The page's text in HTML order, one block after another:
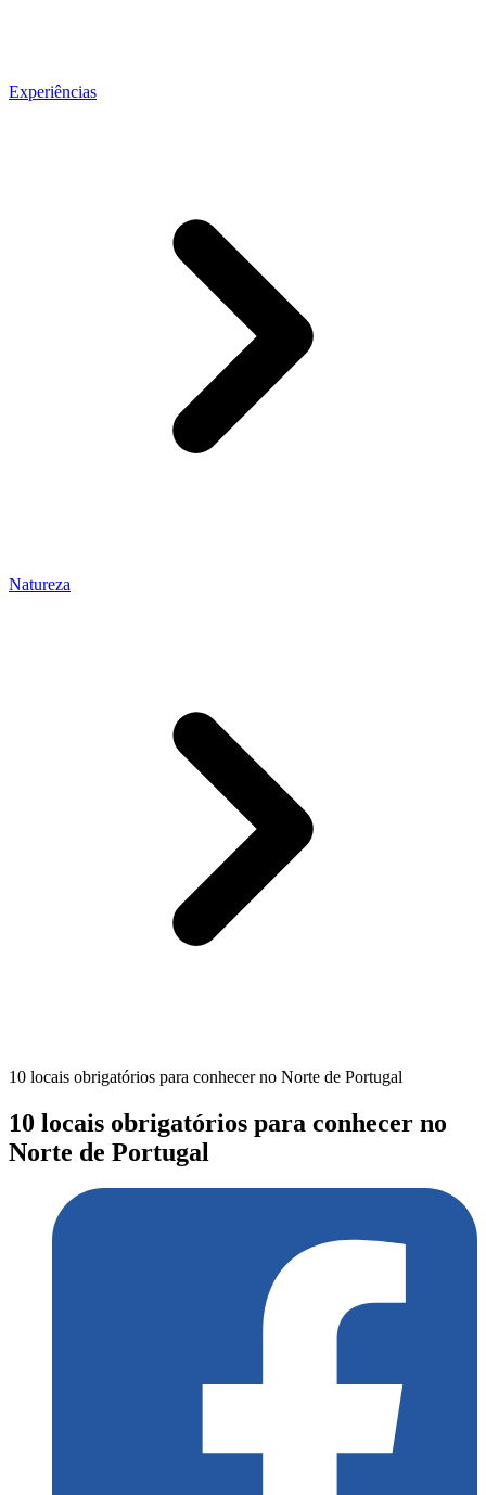
Experiências
Natureza
10 locais obrigatórios para conhecer no Norte de Portugal
10 locais obrigatórios para conhecer no
Norte de Portugal